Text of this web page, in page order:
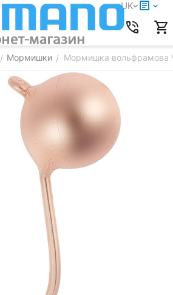
UK
/ Мормишки / Мормишка вольфрамова